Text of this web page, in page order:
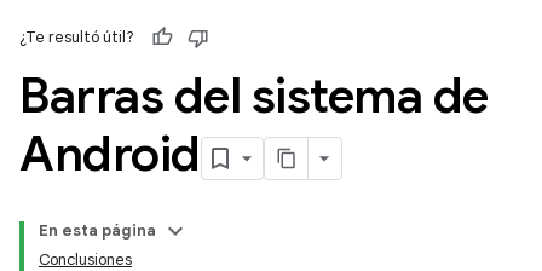
¿Te resultó útil?
Barras del sistema de
Android
En esta página
Conclusiones